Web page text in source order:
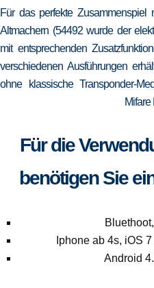
Für das perfekte
Altmachern (54492 wurde der
mit entsprechenden
verschiedenen Ausführungen
ohne klassische Transponder-
Mifare
Für die
benötigen Sie
Iphone ab 4s, iOS
Android